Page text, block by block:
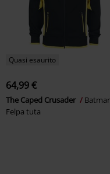
Quasi esaurito
64,99 €
The Caped Crusader
Felpa tuta